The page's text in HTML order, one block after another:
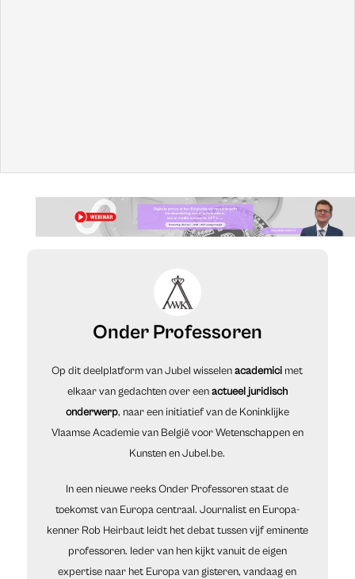
Onder Professoren
Op dit deelplatform van Jubel wisselenacademici met
elkaar van gedachten over eenactueel juridisch
onderwerp, naar een initiatief van de Koninklijke
Vlaamse Academie van België voor Wetenschappen en
Kunsten en Jubel.be.
In een nieuwe reeks Onder Professoren staat de
toekomst van Europa centraal. Journalist en Europa-
kenner Rob Heirbaut leidt het debat tussen vijf eminente
professoren. Ieder van hen kijkt vanuit de eigen
expertise naar het Europa van gisteren, vandaag en